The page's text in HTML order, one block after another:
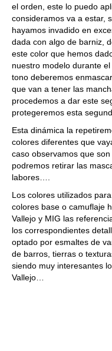
el orden, este lo puedo
consideramos va a estar,
hayamos invadido en
dada con algo de barniz,
este color que hemos
nuestro modelo durante
tono deberemos
que van a tener las
procedemos a dar este
protegeremos esta
Esta dinámica la
colores diferentes que
caso observamos que
podremos retirar las
labores….
Los colores utilizados
colores base o camuflaje
Vallejo y MIG las
los correspondientes
optado por esmaltes de
de barros, tierras o
siendo muy interesantes
Vallejo…